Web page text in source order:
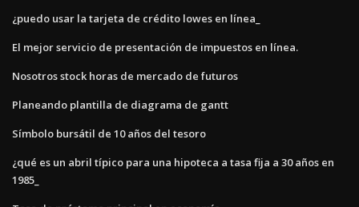
¿puedo usar la tarjeta de crédito lowes en línea_
El mejor servicio de presentación de impuestos en línea.
Nosotros stock horas de mercado de futuros
Planeando plantilla de diagrama de gantt
Símbolo bursátil de 10 años del tesoro
¿qué es un abril típico para una hipoteca a tasa fija a 30 años en
1985_